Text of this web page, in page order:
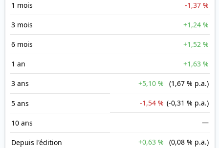
1 mois -1,37 %
3 mois +1,24 %
6 mois +1,52 %
1 an +1,63 %
3 ans +5,10 % (1,67 % p.a.)
5 ans -1,54 % (-0,31 % p.a.)
10 ans —
Depuis l'édition +0,63 % (0,08 % p.a.)